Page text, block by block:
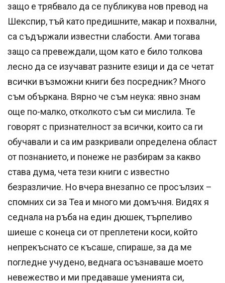
защо е трябвало да се публикува нов превод на
Шекспир, тъй като предишните, макар и похвални,
са съдържали известни слабости. Ами тогава
защо са превеждали, щом като е било толкова
лесно да се изучават разните езици и да се четат
всички възможни книги без посредник? Много
съм объркана. Вярно че съм неука: явно знам
още по-малко, отколкото съм си мислила. Те
говорят с признателност за всички, които са ги
обучавали и са им разкривали определена област
от познанието, и понеже не разбирам за какво
става дума, чета тези книги с известно
безразличие. Но вчера внезапно се просълзих –
спомних си за Теа и много ми домъчня. Видях я
седнала на ръба на един дюшек, търпеливо
шиеше с конеца си от преплетени коси, който
непрекъснато се късаше, спираше, за да ме
погледне учудено, веднагa осъзнаваше моето
невежество и ми предаваше уменията си,